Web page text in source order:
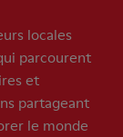
locales
parcourent
et
partageant
le monde